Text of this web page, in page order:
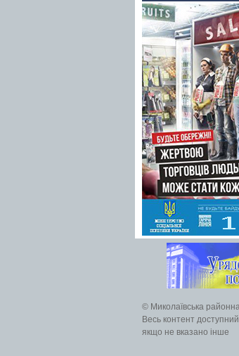
© Миколаївська
Весь контент
якщо не вказано інше